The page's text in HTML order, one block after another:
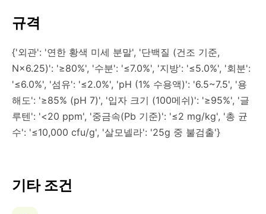
규격
{'외관': '연한 황색 미세 분말', '단백질 (건조 기준,
N×6.25)': '≥80%', '수분': '≤7.0%', '지방': '≤5.0%', '회분':
'≤6.0%', '섬유': '≤2.0%', 'pH (1% 수용액)': '6.5~7.5', '용
해도': '≥85% (pH 7)', '입자 크기 (100메쉬)': '≥95%', '글
루텐': '<20 ppm', '중금속(Pb 기준)': '≤2 mg/kg', '총 균
수': '≤10,000 cfu/g', '살모넬라': '25g 중 불검출'}
기타 조건